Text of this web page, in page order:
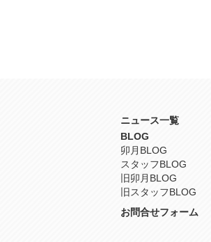
ニュース一覧
BLOG
卯月BLOG
スタッフBLOG
旧卯月BLOG
旧スタッフBLOG
お問合せフォーム